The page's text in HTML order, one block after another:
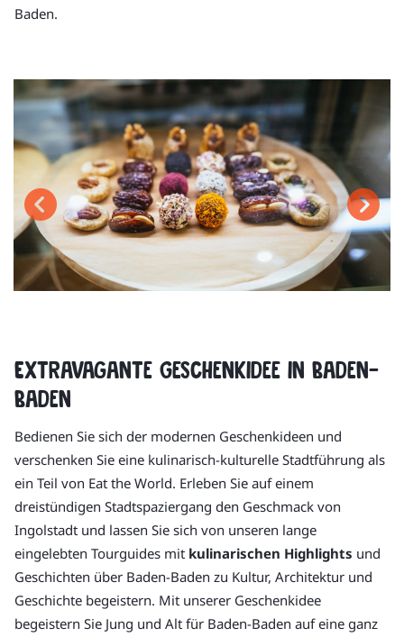
Baden.
Extravagante Geschenkidee in Baden-
Baden
Bedienen Sie sich der modernen Geschenkideen und
verschenken Sie eine kulinarisch-kulturelle Stadtführung als
ein Teil von Eat the World. Erleben Sie auf einem
dreistündigen Stadtspaziergang den Geschmack von
Ingolstadt und lassen Sie sich von unseren lange
eingelebten Tourguides mit kulinarischen Highlights und
Geschichten über Baden-Baden zu Kultur, Architektur und
Geschichte begeistern. Mit unserer Geschenkidee
begeistern Sie Jung und Alt für Baden-Baden auf eine ganz